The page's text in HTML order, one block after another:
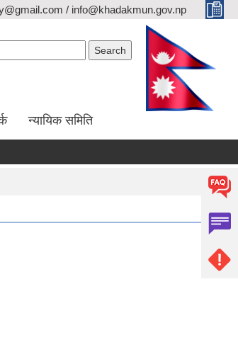
/ info@khadakmun.gov.np
न्यायिक समिति
सूचना